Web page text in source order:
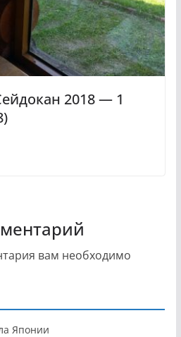
2018 — 1
вам необходимо
Японии